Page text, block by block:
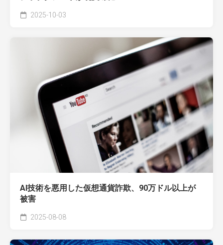
2025-10-03
AI技術を悪用した仮想通貨詐欺、90万ドル以上が
被害
2025-08-08